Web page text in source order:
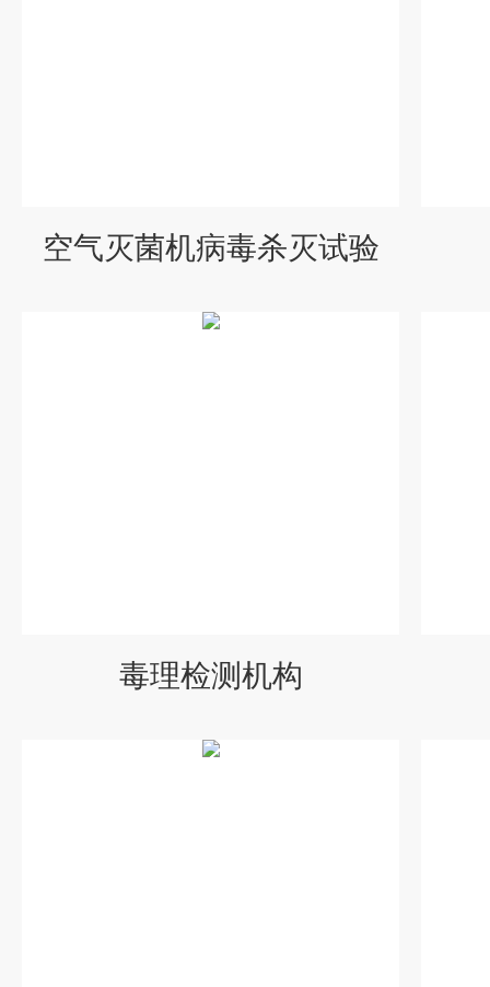
空气灭菌机病毒杀灭试验
毒理检测机构